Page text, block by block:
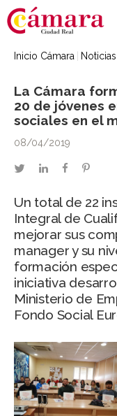
Inicio Cámara Noticias
La Cámara
20 de jóvenes
sociales en el
08/04/2019
twitterlinkedinfacebook
Un total de 22
Integral de
mejorar sus
manager y su
formación
iniciativa
Ministerio de
Fondo Social